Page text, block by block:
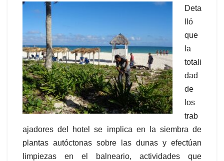
Deta
lló
que
la
totali
dad
de
los
trab
ajadores del hotel se implica en la siembra de
plantas autóctonas sobre las dunas y efectúan
limpiezas en el balneario, actividades que